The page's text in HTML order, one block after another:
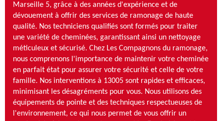
Marseille 5, grâce à des années d'expérience et de
dévouement à offrir des services de ramonage de haute
qualité. Nos techniciens qualifiés sont formés pour traiter
une variété de cheminées, garantissant ainsi un nettoyage
méticuleux et sécurisé. Chez Les Compagnons du ramonage,
nous comprenons l'importance de maintenir votre cheminée
en parfait état pour assurer votre sécurité et celle de votre
famille. Nos interventions à 13005 sont rapides et efficaces,
minimisant les désagréments pour vous. Nous utilisons des
équipements de pointe et des techniques respectueuses de
l'environnement, ce qui nous permet de vous offrir un